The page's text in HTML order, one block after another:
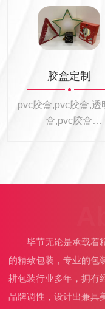
胶盒定制
pvc胶盒,pvc胶盒,透
盒,pvc胶盒
毕节无论是承载着
的精致包装，专业的包
耕包装行业多年，拥有
品牌调性，设计出兼具